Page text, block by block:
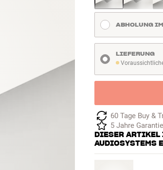
ABHOLUNG
Voraussichtliche Lieferzeit
LIEFERUNG
60 Tage Buy &
5 Jahre
DIESER
AUDIOSYSTEMS